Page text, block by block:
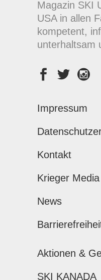
Magazin SKI
USA in allen
kompetent,
unterhaltsam
Impressum
Kontakt
Krieger Media
News
Aktionen &
SKI KANADA